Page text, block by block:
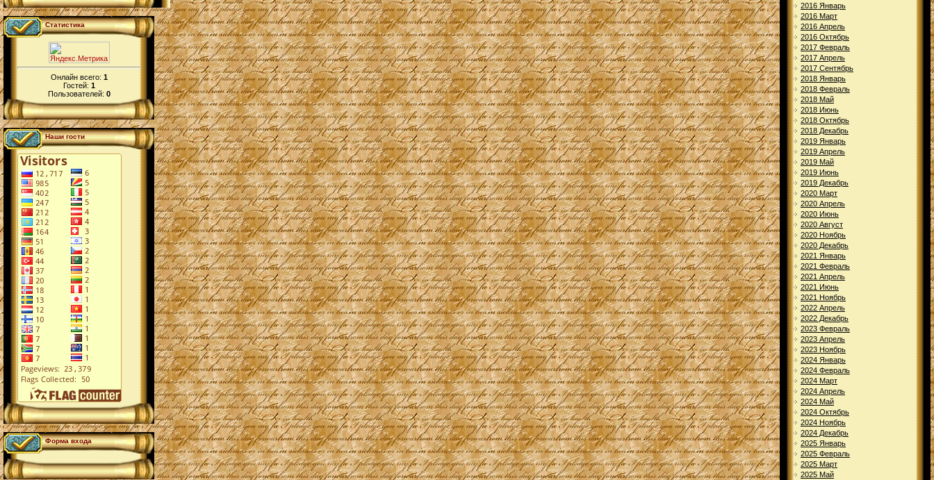
Статистика
Онлайн всего: 1
Гостей: 1
Пользователей: 0
Наши гости
Форма входа
2016 Январь
2016 Март
2016 Апрель
2016 Октябрь
2017 Февраль
2017 Апрель
2017 Сентябрь
2018 Январь
2018 Февраль
2018 Май
2018 Июнь
2018 Октябрь
2018 Декабрь
2019 Январь
2019 Апрель
2019 Май
2019 Июнь
2019 Декабрь
2020 Март
2020 Апрель
2020 Июнь
2020 Август
2020 Ноябрь
2020 Декабрь
2021 Январь
2021 Февраль
2021 Апрель
2021 Июнь
2021 Ноябрь
2022 Апрель
2022 Декабрь
2023 Февраль
2023 Апрель
2023 Ноябрь
2024 Январь
2024 Февраль
2024 Март
2024 Апрель
2024 Май
2024 Октябрь
2024 Ноябрь
2024 Декабрь
2025 Январь
2025 Февраль
2025 Март
2025 Май